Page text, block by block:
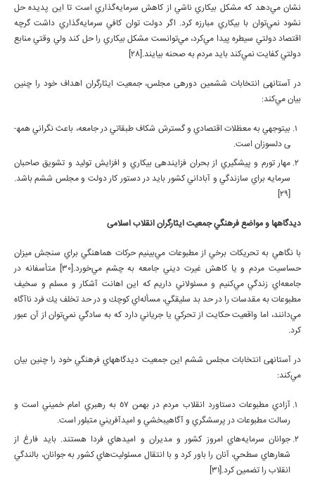
نشان مي‌دهد كه مشكل بيكاري ناشي از كاهش سرمايه‌گذاري است تا اين پديده حل
نشود نمي‌توان با بيكاري مبارزه كرد. اگر دولت توان كافي سرمايه‌گذاري داشت گرچه
اقتصاد دولتي سيطره پيدا مي‌كرد، مي‌توانست مشكل بيكاري را حل كند ولي وقتي منابع
دولتي كفايت نمي‌كند بايد مردم به صحنه بيايند.[28]
در آستانه­ی انتخابات ششمين دوره­ی مجلس، جمعيت ايثارگران اهداف خود را چنين
بيان مي‌كند:
بي­توجهي به معظلات اقتصادي و گسترش شكاف طبقاتي در جامعه، باعث نگراني همه­
ی دلسوزان است.
مهار تورم و پيش­گيري از بحران فزاينده­ی بيكاري و افزايش توليد و تشويق صاحبان
سرمايه براي سازندگي و آباداني كشور بايد در دستور كار دولت و مجلس ششم باشد.
[29]
ديدگاه­ها و مواضع فرهنگي جمعيت ايثارگران انقلاب اسلامی
با نگاهي به تحريكات برخي از مطبوعات مي‌بينيم حركات هماهنگي براي سنجش ميزان
حساسيت مردم و يا كاهش غيرت ديني جامعه به چشم مي‌خورد.[30] متأسفانه در
جامعه‌اي زندگي مي‌كنيم و مسئولاني داريم كه اين اهانت آشكار و مسلم و سخيف
مطبوعات به مقدسات را در حد بد سليقگي، مسأله‌اي كوچك و در حد تخلف يك فرد ناآگاه
مي‌دانند، اما واقعيت حكايت از تحركي يا جرياني دارد كه به سادگي نمي‌توان از آن عبور
كرد.
در آستانه­ی انتخابات مجلس ششم اين جمعيت ديدگاه­هاي فرهنگي خود را چنين بيان
مي‌كند:
آزادي مطبوعات دستاورد انقلاب مردم در بهمن 57 به رهبري امام خميني است و
رسالت مطبوعات در پرسش­گري و آگاهي­بخشي و اميدآفريني متبلور است.
جوانان سرمايه‌هاي امروز كشور و مديران و اميدهاي فردا هستند. بايد فارغ از
شعارهاي سطحي، آنان را باور كرد و با انتقال مسئوليت‌هاي كشور به جوانان، بالندگي
انقلاب را تضمين كرد.[31]